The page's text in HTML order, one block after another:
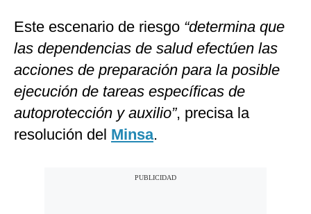
Este escenario de riesgo “determina que
las dependencias de salud efectúen las
acciones de preparación para la posible
ejecución de tareas específicas de
autoprotección y auxilio”, precisa la
resolución del Minsa.